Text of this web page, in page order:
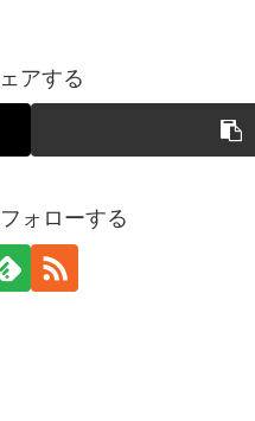
アする
ォローする